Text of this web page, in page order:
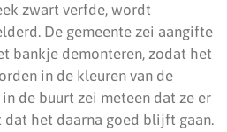
zwart verfde, wordt
De gemeente zei aangifte
bankje demonteren, zodat het
in de kleuren van de
de buurt zei meteen dat ze er
het daarna goed blijft gaan.